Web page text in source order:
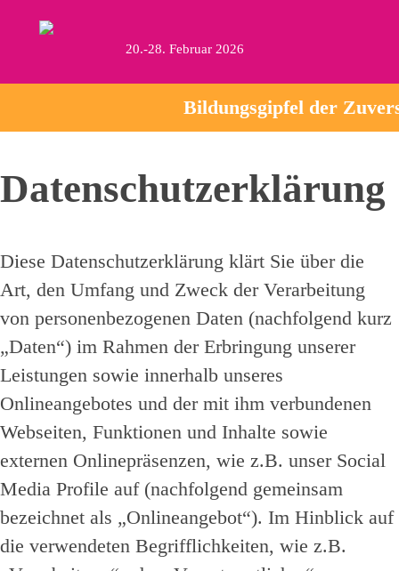
20.-28. Februar 2026
Bildungsgipfel der
Datenschutzerklärung
Diese Datenschutzerklärung klärt Sie über die
Art, den Umfang und Zweck der Verarbeitung
von personenbezogenen Daten (nachfolgend kurz
„Daten“) im Rahmen der Erbringung unserer
Leistungen sowie innerhalb unseres
Onlineangebotes und der mit ihm verbundenen
Webseiten, Funktionen und Inhalte sowie
externen Onlinepräsenzen, wie z.B. unser Social
Media Profile auf (nachfolgend gemeinsam
bezeichnet als „Onlineangebot“). Im Hinblick auf
die verwendeten Begrifflichkeiten, wie z.B.